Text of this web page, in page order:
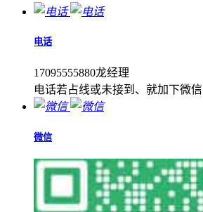
电话
17095555880龙经理
电话若占线或未接到、就加下微信
微信